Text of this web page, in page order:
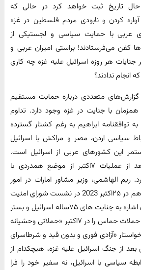
تاریخ ثبت خواهد کرد در حالی که
کردن و نابودی مردم فلسطین در غزه
عربی با حمایت سیاسی و لجستیکی از
کفن می‌فرستادند! براستی امیران عربی و
جنایات هر روزه اسرائیل علیه غزه چه کاری
انجام ندادند؟
متعددی درباره حمایت مستقیم
با جنایت در غزه وجود دارد. تداوم
به توافقنامه ابراهیم به رغم کشتار گسترده
سیاسی اردن، مصر و مراکش با اسرائیل
این کشورهای عربی از اسرائیل است.
امارات دربیانیه اولیه بعد از عملیات ۷اکتبر از موضع همدردی با
ریم الهاشمی، وزیر مشاور امارات در امور
همکاری‌های بین‌المللی هم در ۲۵اکتبر 2023 در نشست شورای امنیت
سازمان ملل متحد، بدون اشاره به جنایت های ۷۵ساله اسرائیل و بستر
عملیات طوفان الاقصی، حملات حماس را در ۷اکتبر «حملاتی وحشیانه
«آزادی فوری و بدون قید و شرطاسرای
از جنگ اسرائیل علیه غزه، هیچکدام از
سیاسی با اسرائیل، ‌نه سفیر خود را فرا